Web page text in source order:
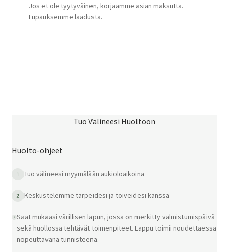
Jos et ole tyytyväinen, korjaamme asian maksutta.
Lupauksemme laadusta.
Tuo Välineesi Huoltoon
Huolto-ohjeet
Tuo välineesi myymälään aukioloaikoina
Keskustelemme tarpeidesi ja toiveidesi kanssa
Saat mukaasi värillisen lapun, jossa on merkitty valmistumispäivä
sekä huollossa tehtävät toimenpiteet. Lappu toimii noudettaessa
nopeuttavana tunnisteena.